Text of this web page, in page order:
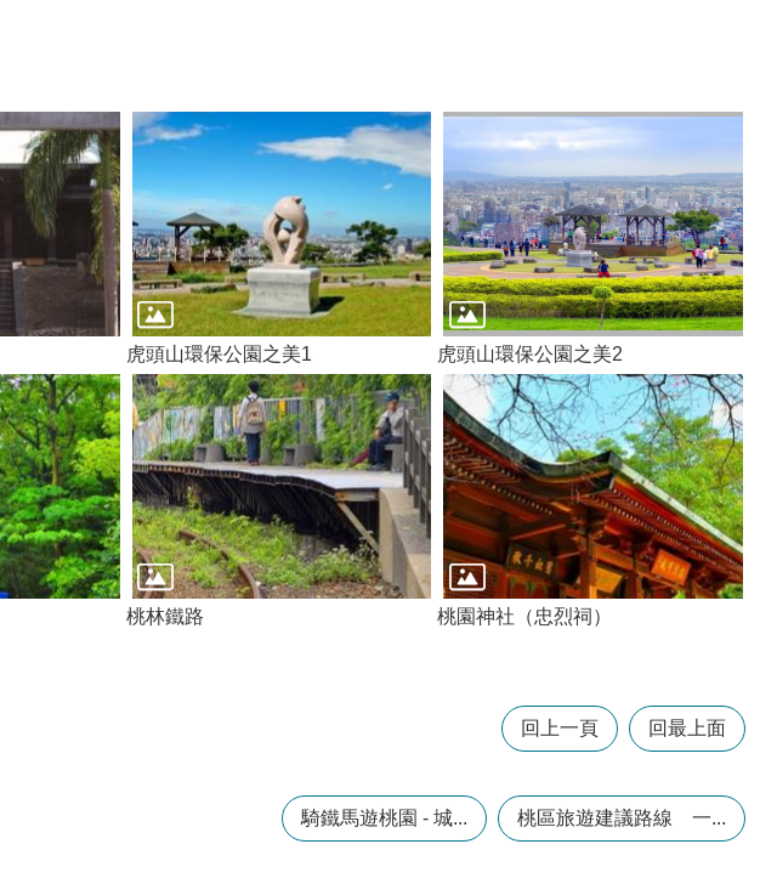
虎頭山環保公園之美1 虎頭山環保公園之美2
桃林鐵路
桃園神社（忠烈祠）
回上一頁 回最上面
騎鐵馬遊桃園 - 城... 桃區旅遊建議路線 一...